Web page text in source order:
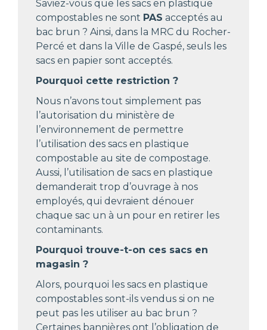
Saviez-vous que les sacs en plastique
compostables ne sont PAS acceptés au
bac brun ? Ainsi, dans la MRC du Rocher-
Percé et dans la Ville de Gaspé, seuls les
sacs en papier sont acceptés.
Pourquoi cette restriction ?
Nous n’avons tout simplement pas
l’autorisation du ministère de
l’environnement de permettre
l’utilisation des sacs en plastique
compostable au site de compostage.
Aussi, l’utilisation de sacs en plastique
demanderait trop d’ouvrage à nos
employés, qui devraient dénouer
chaque sac un à un pour en retirer les
contaminants.
Pourquoi trouve-t-on ces sacs en
magasin ?
Alors, pourquoi les sacs en plastique
compostables sont-ils vendus si on ne
peut pas les utiliser au bac brun ?
Certaines bannières ont l’obligation de